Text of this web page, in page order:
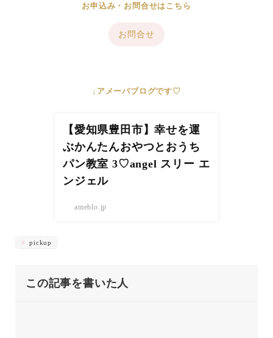
お申込み・お問合せはこちら
お問合せ
↓アメーバブログです♡
【愛知県豊田市】幸せを運
ぶかんたんおやつとおうち
パン教室 3♡angel スリー エ
ンジェル
ameblo.jp
pickup
この記事を書いた人